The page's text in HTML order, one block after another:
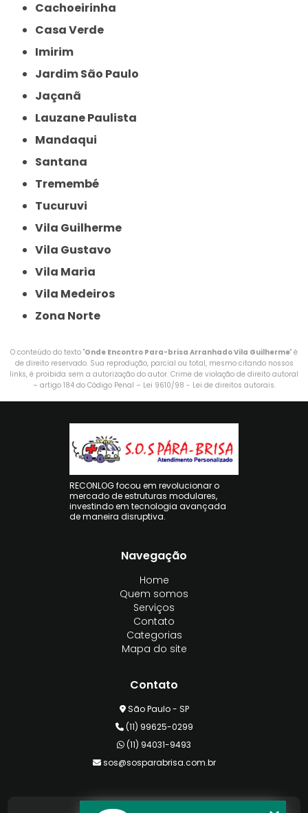
Cachoeirinha
Casa Verde
Imirim
Jardim São Paulo
Jaçanã
Lauzane Paulista
Mandaqui
Santana
Tremembé
Tucuruvi
Vila Guilherme
Vila Gustavo
Vila Maria
Vila Medeiros
Zona Norte
O conteúdo do texto "Onde Encontro Para-brisa Arranhado Vila Guilherme" é
de direito reservado. Sua reprodução, parcial ou total, mesmo citando nossos
links, é proibida sem a autorização do autor. Crime de violação de direito autoral
– artigo 184 do Código Penal – Lei 9610/98 - Lei de direitos autorais.
RECONLOG focou em revolucionar o
mercado de estruturas modulares,
investindo em tecnologia avançada
de maneira disruptiva.
Navegação
Home
Quem somos
Serviços
Contato
Categorias
Mapa do site
Contato
São Paulo - SP
(11) 99625-0299
(11) 94031-9493
sos@sosparabrisa.com.br